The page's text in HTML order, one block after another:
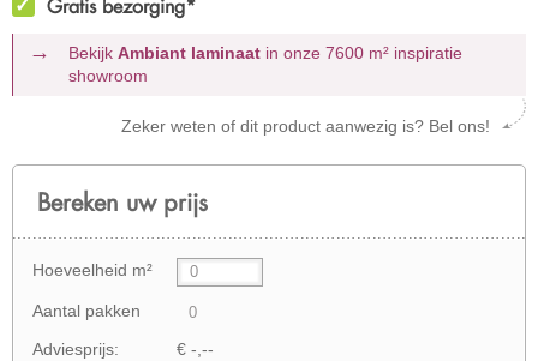
Gratis bezorging*
Bekijk Ambiant laminaatin onze 7600 m² inspiratie
showroom
Zeker weten of dit product aanwezig is? Bel ons!
Bereken uw prijs
Hoeveelheid m²
Aantal pakken
Adviesprijs: € -,--